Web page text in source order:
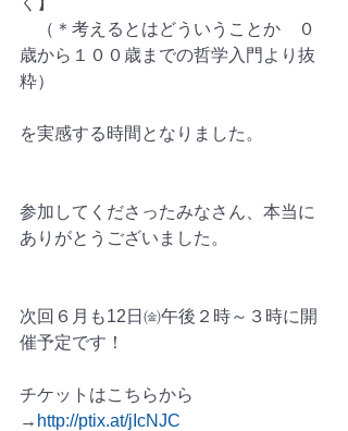
（＊考えるとはどういうことか　０
歳から１００歳までの哲学入門より抜
粋）
を実感する時間となりました。
参加してくださったみなさん、本当に
ありがとうございました。
次回６月も12日㈮午後２時～３時に開
催予定です！
チケットはこちらから
→ http://ptix.at/jIcNJC